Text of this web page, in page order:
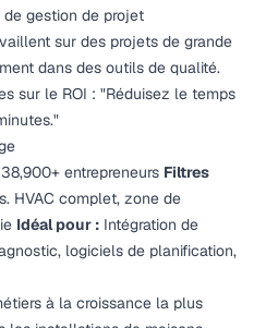
gestion de projet
sur des projets de grande
dans des outils de qualité.
sur le ROI : "Réduisez le temps
38,900+ entrepreneurs Filtres
HVAC complet, zone de
Idéal pour : Intégration de
logiciels de planification,
à la croissance la plus